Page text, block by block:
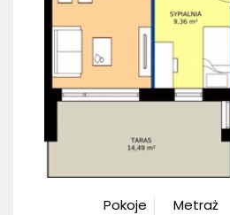
Pokoje
Metraż